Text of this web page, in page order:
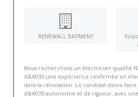
RENEWALL BATIMENT
Nous recherchons un électricien qualifié
d&#039;une expérience confirmée en
dans la rénovation. Le candidat devra
d&#039;autonomie et de rigueur, avec